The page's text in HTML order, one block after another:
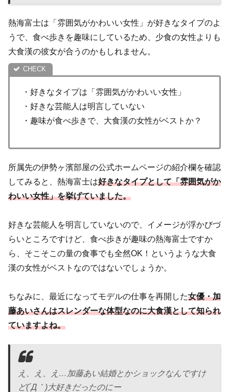
熱海富士は「雰囲気がかわいい女性」が好きなタイプのよ
うで、食べ歩きを趣味にしているため、少食の女性よりも
大食漢の彼女が合うのかもしれません。
・好きなタイプは「雰囲気がかわいい女性」
・好きな芸能人は明言していない
・趣味が食べ歩きで、大食漢の女性がベストか？
所属先の伊勢ヶ濱部屋の公式ホームページの紹介欄を確認
してみると、熱海富士は好きなタイプとして「雰囲気がか
わいい女性」を挙げていました。
好きな芸能人を明言していないので、イメージが浮かびづ
らいところですけど、食べ歩きが趣味の熱海富士ですか
ら、そこそこの量の食事でも全然OK！というような大食
漢の女性がベストなのではないでしょうか。
ちなみに、最近になってモデルの仕事を再開した女優・加
藤あいさんはスレンダーな体型なのに大食漢として知られ
ていますよね。
え、え、え…加藤あい結婚とかショックなんですけ
ど(´Д｀)大好きだったのにー